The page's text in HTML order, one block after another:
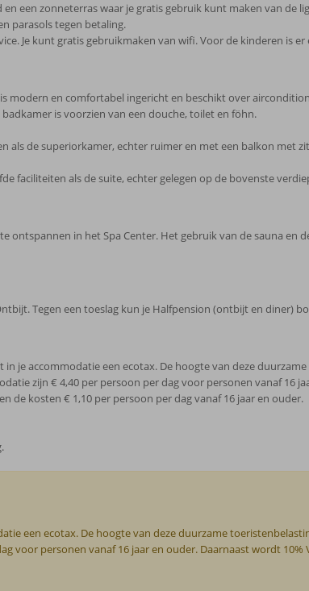
een zonneterras waar je gratis gebruik kunt maken van de
parasols tegen betaling.
Je kunt gratis gebruikmaken van wifi. Voor de kinderen is
modern en comfortabel ingericht en beschikt over
is voorzien van een douche, toilet en föhn.
als de superiorkamer, echter ruimer en met een balkon met
faciliteiten als de suite, echter gelegen op de bovenste
in het Spa Center. Het gebruik van de sauna en
Tegen een toeslag kun je Halfpension (ontbijt en diner)
in je accommodatie een ecotax. De hoogte van deze
zijn € 4,40 per persoon per dag voor personen vanaf 16
de kosten € 1,10 per persoon per dag vanaf 16 jaar en ouder.
een ecotax. De hoogte van deze duurzame
voor personen vanaf 16 jaar en ouder. Daarnaast wordt